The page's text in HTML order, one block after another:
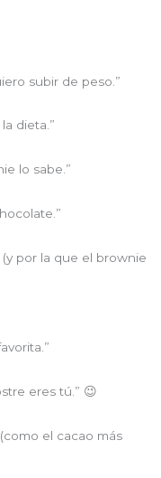
subir de peso.”
dieta.”
lo sabe.”
por la que el brownie
eres tú.” 😉
el cacao más